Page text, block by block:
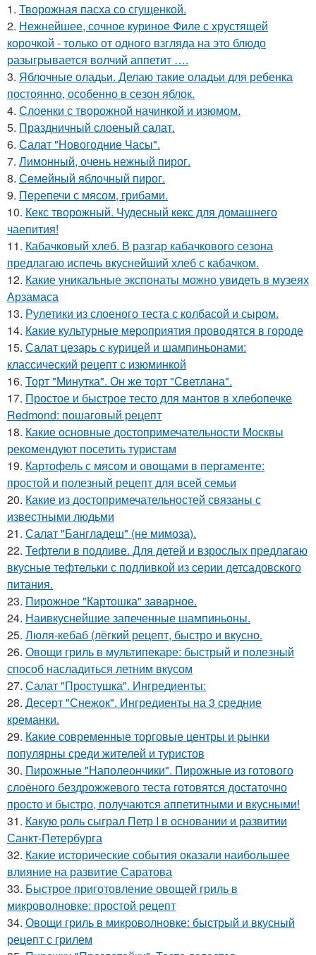
1. Творожная пасха со сгущенкой.
2. Нежнейшее, сочное куриное Филе с хрустящей
корочкой - только от одного взгляда на это блюдо
разыгрывается волчий аппетит ….
3. Яблочные оладьи. Делаю такие оладьи для ребенка
постоянно, особенно в сезон яблок.
4. Слоенки с творожной начинкой и изюмом.
5. Праздничный слоеный салат.
6. Салат "Новогодние Часы".
7. Лимонный, очень нежный пирог.
8. Семейный яблочный пирог.
9. Перепечи с мясом, грибами.
10. Кекс творожный. Чудесный кекс для домашнего
чаепития!
11. Кабачковый хлеб. В разгар кабачкового сезона
предлагаю испечь вкуснейший хлеб с кабачком.
12. Какие уникальные экспонаты можно увидеть в музеях
Арзамаса
13. Рулетики из слоеного теста с колбасой и сыром.
14. Какие культурные мероприятия проводятся в городе
15. Салат цезарь с курицей и шампиньонами:
классический рецепт с изюминкой
16. Торт "Минутка". Он же торт "Светлана".
17. Простое и быстрое тесто для мантов в хлебопечке
Redmond: пошаговый рецепт
18. Какие основные достопримечательности Москвы
рекомендуют посетить туристам
19. Картофель с мясом и овощами в пергаменте:
простой и полезный рецепт для всей семьи
20. Какие из достопримечательностей связаны с
известными людьми
21. Салат "Бангладеш" (не мимоза).
22. Тефтели в подливе. Для детей и взрослых предлагаю
вкусные тефтельки с подливкой из серии детсадовского
питания.
23. Пирожное "Картошка" заварное.
24. Наивкуснейшие запеченные шампиньоны.
25. Люля-кебаб (лёгкий рецепт, быстро и вкусно.
26. Овощи гриль в мультипекаре: быстрый и полезный
способ насладиться летним вкусом
27. Салат "Простушка". Ингредиенты:
28. Десерт "Снежок". Ингредиенты на 3 средние
креманки.
29. Какие современные торговые центры и рынки
популярны среди жителей и туристов
30. Пирожные "Наполеончики". Пирожные из готового
слоёного бездрожжевого теста готовятся достаточно
просто и быстро, получаются аппетитными и вкусными!
31. Какую роль сыграл Петр I в основании и развитии
Санкт-Петербурга
32. Какие исторические события оказали наибольшее
влияние на развитие Саратова
33. Быстрое приготовление овощей гриль в
микроволновке: простой рецепт
34. Овощи гриль в микроволновке: быстрый и вкусный
рецепт с грилем